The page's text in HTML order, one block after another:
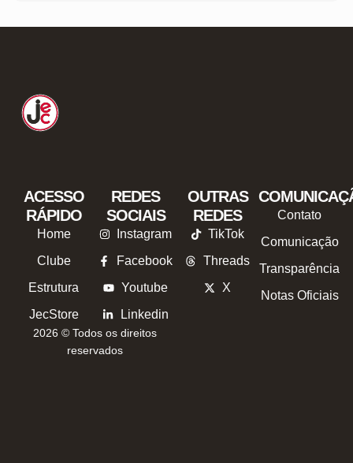
ACESSO
RÁPIDO
Home
Clube
Estrutura
JecStore
REDES
SOCIAIS
Instagram
Facebook
Youtube
Linkedin
OUTRAS
REDES
TikTok
Threads
X
Contato
Comunicação
Transparência
Notas Oficiais
2026 © Todos os direitos
reservados